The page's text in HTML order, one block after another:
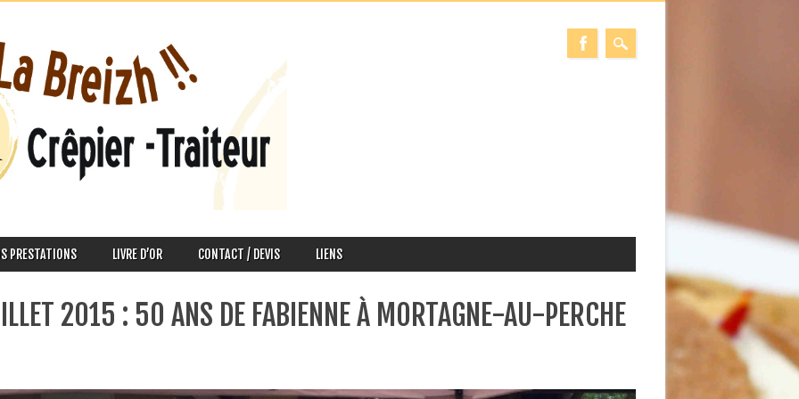
PRESTATIONS LIVRE D’OR CONTACT / DEVIS LIENS
2015 : 50 ANS DE FABIENNE À MORTAGNE-AU-PERCHE